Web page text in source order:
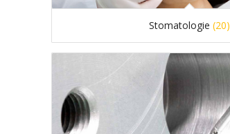
Stomatologie(20)